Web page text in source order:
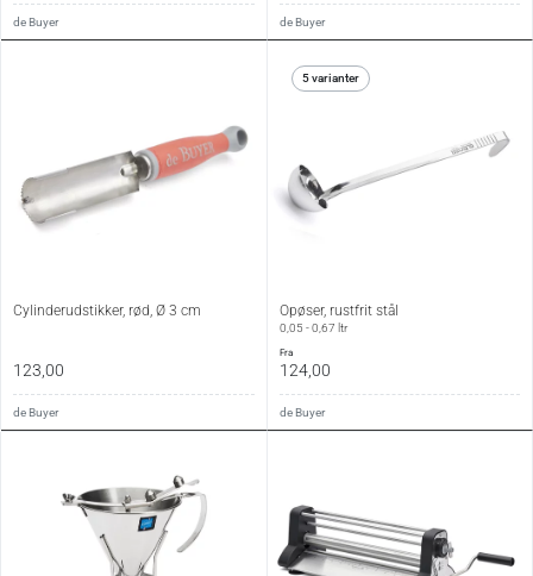
de Buyer de Buyer
Cylinderudstikker, rød, Ø 3 cm
123,00
de Buyer
5 varianter
Opøser, rustfrit stål
0,05 - 0,67 ltr
fra
124,00
de Buyer